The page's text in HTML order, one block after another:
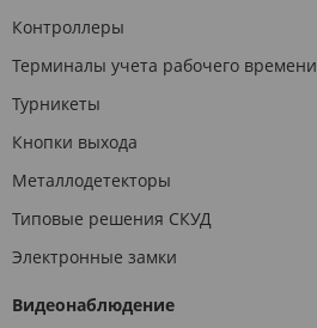
Контроллеры
Терминалы учета рабочего времени
Турникеты
Кнопки выхода
Металлодетекторы
Типовые решения СКУД
Электронные замки
Видеонаблюдение